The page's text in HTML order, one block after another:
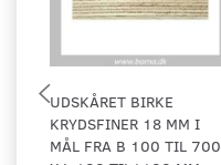
UDSKÅRET BIRKE
KRYDSFINER 18 MM I
MÅL FRA B 100 TIL 700